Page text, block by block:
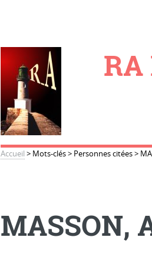
Accueil > Mots-clés> Personnes citées>
MASSON,